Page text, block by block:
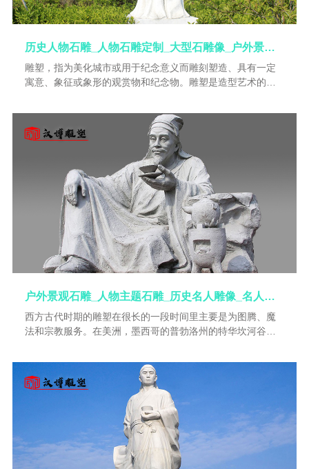
历史人物石雕_人物石雕定制_大型石雕像_户外景观雕塑_名人石雕像
雕塑，指为美化城市或用于纪念意义而雕刻塑造、具有一定
寓意、象征或象形的观赏物和纪念物。雕塑是造型艺术的一
种可塑材料（如石膏、树脂、粘土等）或可雕、可刻的硬质
材料（如木材、石头、金属、玉块、玛瑙、铝、玻璃钢、砂
岩、铜等），创造出具有一定空间的可视、可触的艺术形
象，借以反映社会生活、表达艺术家的审美感受、审美情
感、审美理想的艺术。通过雕、刻减少可雕性物质材料，塑
则通过堆增可塑物质性材料来达到艺术创造的目的。
户外景观石雕_人物主题石雕_历史名人雕像_名人主题雕塑_人物石雕定制
西方古代时期的雕塑在很长的一段时间里主要是为图腾、魔
法和宗教服务。在美洲，墨西哥的普勃洛州的特华坎河谷是
时最先进的古典前期文化，即奥尔麦克文化。它被喻为墨西
哥文明的前身。公元前300年左右玛雅文化开始出现并发展，
它继承了中美洲文化传统，发展了大型雕塑，如神庙等。14
世纪上半叶，墨西哥土著阿兹台克人统治了墨西哥河谷，建
立了君主专制王国，形成了阿兹台克文化。16世纪时，西班
牙人征服了阿兹台克王朝，接着向南方掠夺并统治了印加文
化的发源地——秘鲁。